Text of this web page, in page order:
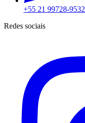
+55 21 99728-9532
Redes sociais